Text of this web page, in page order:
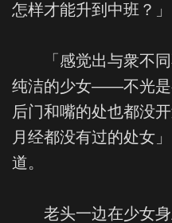
怎样才能升到中班？」
「感觉出与衆不同
纯洁的少女——不光是
后门和嘴的处也都没
月经都没有过的处女
道。
老头一边在少女身